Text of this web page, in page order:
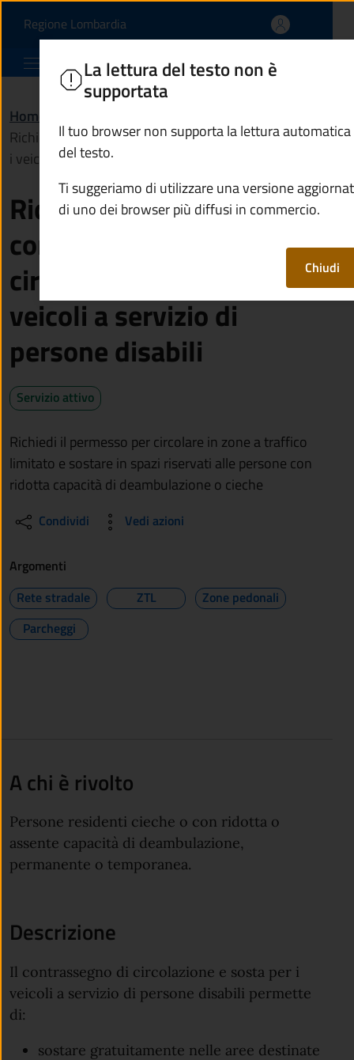
Richiedere il
Regione Lombardia(apre in un'altra scheda).
Comune di Berzo Inferiore
Home
Richiedere il contrassegno di circolazione e sosta per
i veicoli a servizio di persone disabili
Richiedere il
contrassegno di
circolazione e sosta per i
veicoli a servizio di
persone disabili
Servizio attivo
Richiedi il permesso per circolare in zone a traffico
limitato e sostare in spazi riservati alle persone con
ridotta capacità di deambulazione o cieche
Condividi Vedi azioni
La lettura del testo non è
supportata
Il tuo browser non supporta la lettura automatica
del testo.
Ti suggeriamo di utilizzare una versione
di uno dei browser più diffusi in commercio.
Chiudi
Argomenti
Rete stradale
ZTL
Zone pedonali
Parcheggi
A chi è rivolto
Persone residenti cieche o con ridotta o
assente capacità di deambulazione,
permanente o temporanea.
Descrizione
Il contrassegno di circolazione e sosta per i
veicoli a servizio di persone disabili permette
di:
sostare gratuitamente nelle aree destinate